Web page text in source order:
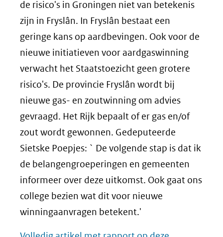
de risico's in Groningen niet van betekenis
zijn in Fryslân. In Fryslân bestaat een
geringe kans op aardbevingen. Ook voor de
nieuwe initiatieven voor aardgaswinning
verwacht het Staatstoezicht geen grotere
risico's. De provincie Fryslân wordt bij
nieuwe gas- en zoutwinning om advies
gevraagd. Het Rijk bepaalt of er gas en/of
zout wordt gewonnen. Gedeputeerde
Sietske Poepjes: ` De volgende stap is dat ik
de belangengroeperingen en gemeenten
informeer over deze uitkomst. Ook gaat ons
college bezien wat dit voor nieuwe
winningaanvragen betekent.'